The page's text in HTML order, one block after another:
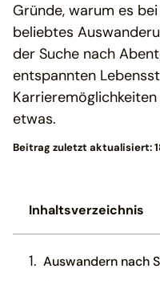
Gründe, warum es
beliebtes
der Suche nach
entspannten
etwas.
Beitrag zuletzt aktualisiert:
Inhaltsverzeichnis
Auswandern nach